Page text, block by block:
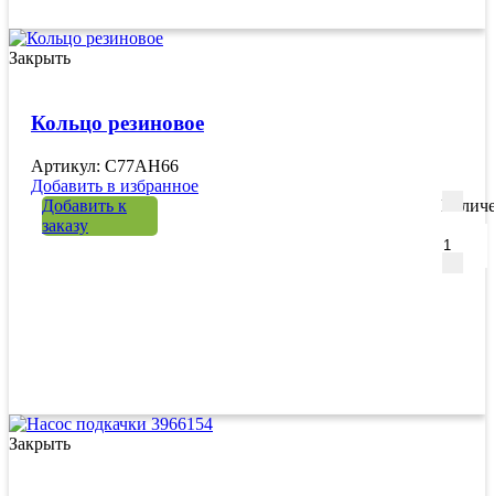
Закрыть
Кольцо резиновое
Артикул: C77AH66
Добавить в избранное
Добавить к
заказу
Закрыть